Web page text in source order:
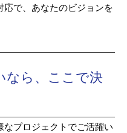
で、あなたのビジョンを
なら、ここで決
プロジェクトでご活躍い